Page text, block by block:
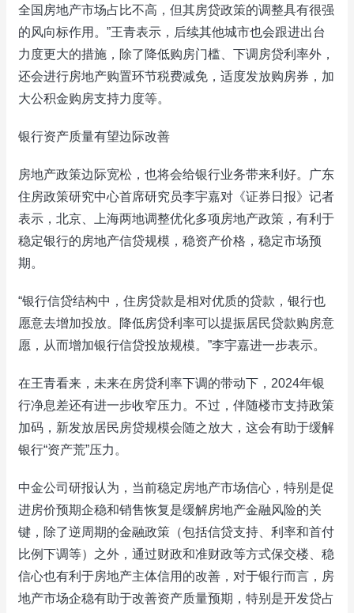
全国房地产市场占比不高，但其房贷政策的调整具有很强
的风向标作用。”王青表示，后续其他城市也会跟进出台
力度更大的措施，除了降低购房门槛、下调房贷利率外，
还会进行房地产购置环节税费减免，适度发放购房券，加
大公积金购房支持力度等。
银行资产质量有望边际改善
房地产政策边际宽松，也将会给银行业务带来利好。广东
住房政策研究中心首席研究员李宇嘉对《证券日报》记者
表示，北京、上海两地调整优化多项房地产政策，有利于
稳定银行的房地产信贷规模，稳资产价格，稳定市场预
期。
“银行信贷结构中，住房贷款是相对优质的贷款，银行也
愿意去增加投放。降低房贷利率可以提振居民贷款购房意
愿，从而增加银行信贷投放规模。”李宇嘉进一步表示。
在王青看来，未来在房贷利率下调的带动下，2024年银
行净息差还有进一步收窄压力。不过，伴随楼市支持政策
加码，新发放居民房贷规模会随之放大，这会有助于缓解
银行“资产荒”压力。
中金公司研报认为，当前稳定房地产市场信心，特别是促
进房价预期企稳和销售恢复是缓解房地产金融风险的关
键，除了逆周期的金融政策（包括信贷支持、利率和首付
比例下调等）之外，通过财政和准财政等方式保交楼、稳
信心也有利于房地产主体信用的改善，对于银行而言，房
地产市场企稳有助于改善资产质量预期，特别是开发贷占